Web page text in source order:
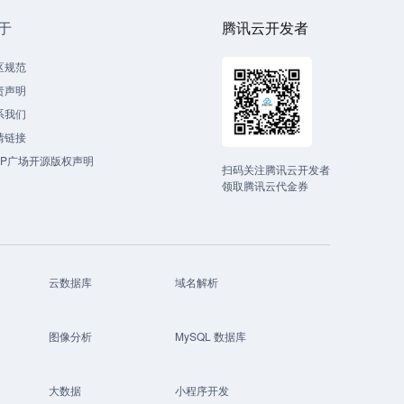
规范
声明
我们
链接
广场开源版权声明
腾讯云开发者
扫码关注腾讯云开发者
领取腾讯云代金券
云数据库 域名解析
图像分析 MySQL 数据库
大数据 小程序开发